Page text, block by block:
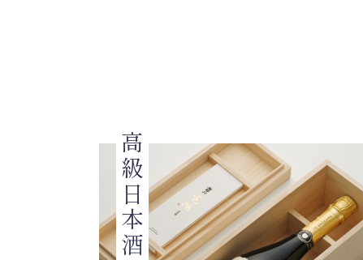
高級日本酒